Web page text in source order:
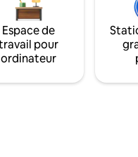
Espace de
pour
ordinateur